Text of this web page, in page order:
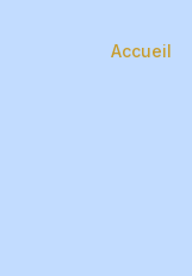
Accueil